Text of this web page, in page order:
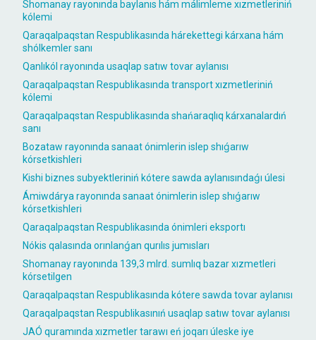
Shomanay rayonında baylanıs hám málimleme xızmetleriniń
kólemi
Qaraqalpaqstan Respublikasında hárekettegi kárxana hám
shólkemler sanı
Qanlıkól rayonında usaqlap satıw tovar aylanısı
Qaraqalpaqstan Respublikasında transport xızmetleriniń
kólemi
Qaraqalpaqstan Respublikasında shańaraqlıq kárxanalardıń
sanı
Bozataw rayonında sanaat ónimlerin islep shıǵarıw
kórsetkishleri
Kishi biznes subyektleriniń kótere sawda aylanısındaǵı úlesi
Ámiwdárya rayonında sanaat ónimlerin islep shıǵarıw
kórsetkishleri
Qaraqalpaqstan Respublikasında ónimleri eksportı
Nókis qalasında orınlanǵan qurılıs jumısları
Shomanay rayonında 139,3 mlrd. sumlıq bazar xızmetleri
kórsetilgen
Qaraqalpaqstan Respublikasında kótere sawda tovar aylanısı
Qaraqalpaqstan Respublikasınıń usaqlap satıw tovar aylanısı
JAÓ quramında xızmetler tarawı eń joqarı úleske iye